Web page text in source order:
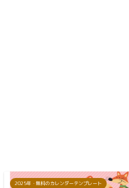
2025年・無料のカレンダーテンプレート